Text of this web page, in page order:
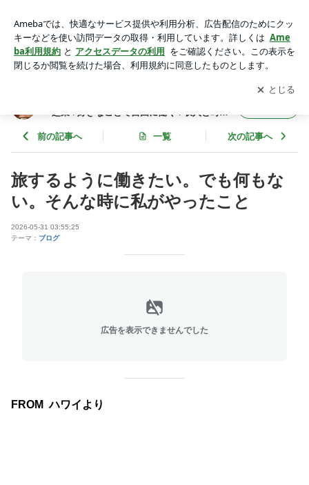
こと | ✳︎MAI TOKUNAGA BLOG✳︎理学療法士✳︎熊本✴︎起業✳︎好
きなことで自由に働く✳︎収入と時間をコントロールする働きか
たに。
アプリをダウンロードして ブログの更新通知
を受け取りまし
ょう。
開く
✴︎起業✳︎好きなことで自由に働く✳︎収入と時間
前の記事へ 一覧 次の記事へ
旅するように働きたい。でも何もな
い。そんな時に私がやったこと
2026-05-31 03:55:25
テーマ： ブログ
広告を表示できませんでした
FROM ハワイより